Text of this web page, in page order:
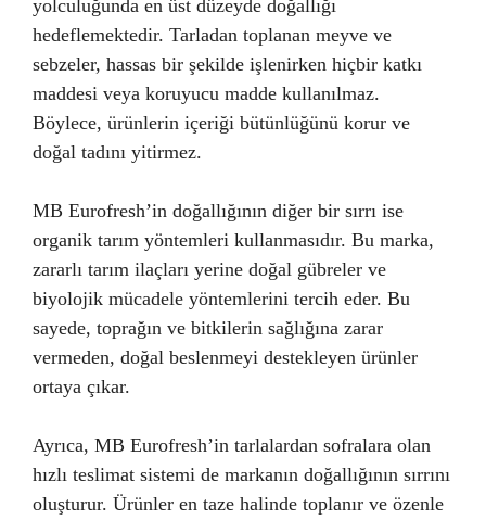
yolculuğunda en üst düzeyde doğallığı
hedeflemektedir. Tarladan toplanan meyve ve
sebzeler, hassas bir şekilde işlenirken hiçbir katkı
maddesi veya koruyucu madde kullanılmaz.
Böylece, ürünlerin içeriği bütünlüğünü korur ve
doğal tadını yitirmez.
MB Eurofresh’in doğallığının diğer bir sırrı ise
organik tarım yöntemleri kullanmasıdır. Bu marka,
zararlı tarım ilaçları yerine doğal gübreler ve
biyolojik mücadele yöntemlerini tercih eder. Bu
sayede, toprağın ve bitkilerin sağlığına zarar
vermeden, doğal beslenmeyi destekleyen ürünler
ortaya çıkar.
Ayrıca, MB Eurofresh’in tarlalardan sofralara olan
hızlı teslimat sistemi de markanın doğallığının sırrını
oluşturur. Ürünler en taze halinde toplanır ve özenle